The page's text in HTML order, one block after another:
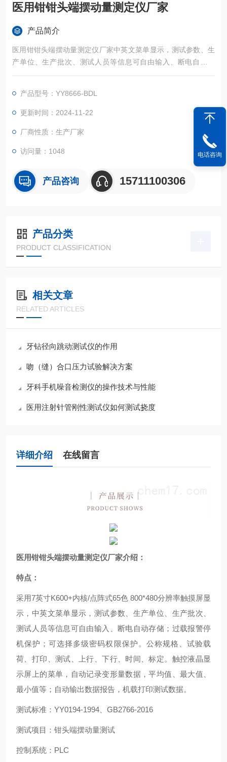
医用钳钳头端摆动量测定仪厂家
产品简介
医用钳钳头端摆动量测定仪厂家中英文菜单显示，测试参数、生
产单位、生产批次、测试人员等信息可自由输入、断电自动存
储；过载报警停机保护；可选择多级密码权限保护。
产品型号：YY8666-BDL
更新时间：2024-11-22
厂商性质：生产厂家
访问量：1048
产品咨询 15711100306
产品分类
PRODUCT CLASSIFICATION
相关文章
RELATED ARTICLES
牙钻径向跳动测试仪的作用
吻（缝）合口压力试验解决方案
牙科手机噪音检测仪的操作技术与性能
医用注射针管刚性测试仪如何测试挠度
详细介绍 在线留言
医用钳钳头端摆动量测定仪厂家介绍：
特点：
采用7英寸K600+内核/点阵式65色 800*480分辨率触摸屏显
示，中英文菜单显示，测试参数、生产单位、生产批次、
测试人员等信息可自由输入、断电自动存储；过载报警停
机保护；可选择多级密码权限保护。公称规格、试验载
荷、打印、测试、上行、下行、时间、标定。触控液晶显
示屏上的菜单，自动记录变形量数据，平均值、最大值、
最小值等；自动输出数据报告，机载打印测试数据。
测试标准：YY0194-1994、GB2766-2016
测试项目：钳头端摆动量测试
控制系统：PLC
电话咨询